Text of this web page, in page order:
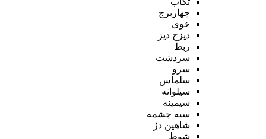
چهاربرج
خوی
دیزج دیز
ربط
سردشت
سرو
سلماس
سیلوانه
سیمینه
سیه چشمه
شاهین دژ
شوط